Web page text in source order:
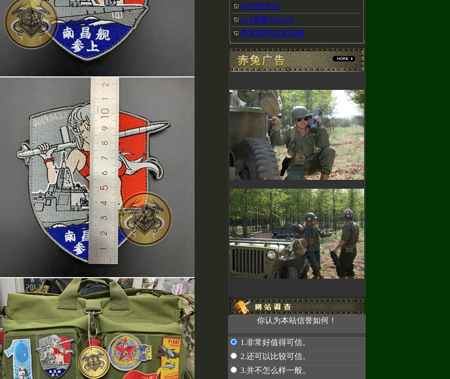
赤兔郑重声明
批发商请拨打我们的电话(86010)66172489
核实后，再汇款到我部。谢谢大家的支
赤兔专卖
邮局汇款时请不要使用密码！因为使用密
码会给货款的提取造成延时，使我们无法
按时发货,如果您使用银行汇款，请先联系
刘小姐后再汇款(86010)66172489
赤兔专卖
80式指北针
511军靴ATAC6
美军新型战术风镜
你认为本站信誉如何！
1.非常好值得可信。
2.还可以比较可信。
3.并不怎么样一般。